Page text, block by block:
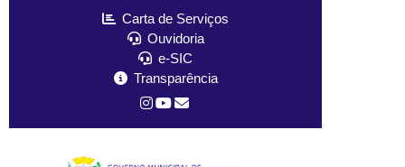
Carta de Serviços
Ouvidoria
e-SIC
Transparência